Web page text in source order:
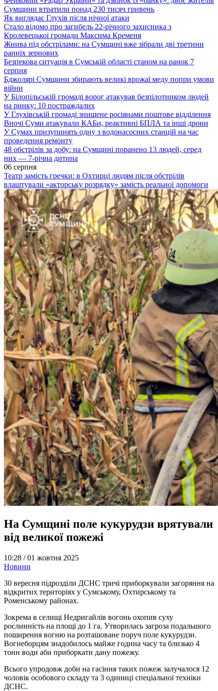
Сумщини втратили понад 230 тисяч гривень
Як виглядає Глухів після нічної атаки
Стало відомо про загибель 22-річного захисника з
Кролевецької громади Максима Кременя
Жнива під обстрілами: на Сумщині вже зібрали дві третини
ранніх зернових
Безпекова ситуація в Сумській області станом на ранок 7
серпня
Бджолярі Сумщини збирають великі врожаї меду попри умови
війни
У Білопільській громаді ворог атакував безпілотником людей
на ринку: 10 постраждалих
У Глухівській громаді знищене росіянами поштове відділення
Вночі Суми атакували КАБи, реактивні БПЛА та інші дрони
У Сумах призупинять одну з водонасосних станцій на час
проведення ремонту
48 обстрілів за добу: на Сумщині поранено 13 людей, серед
них — 7-річна дитина
06 серпня
Театр замість гречки: в Охтирці людям після обстрілів
влаштували «акторську розрядку» замість реальної допомоги
На Сумщині поле кукурудзи врятували
від великої пожежі
10:28 /01 жовтня 2025
Новини
30 вересня підрозділи ДСНС тричі приборкували загоряння на
відкритих територіях у Сумському, Охтирському та
Роменському районах.
Зокрема в селищі Недригайлів вогонь охопив суху
рослинність на площі до 1 га. Утворилась загроза подальшого
поширення вогню на розташоване поруч поле кукурудзи.
Вогнеборцям знадобилось майже година часу та близько 4
тонн води аби приборкати дану пожежу.
Всього упродовж доби на гасіння таких пожеж залучалося 12
чоловік особового складу та 3 одиниці спеціальної техніки
ДСНС.